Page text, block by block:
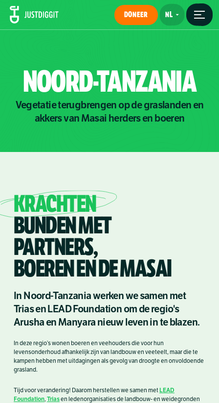
DONEER
NOORD-TANZANIA
Vegetatie terugbrengen op de graslanden en
akkers van Masai herders en boeren
KRACHTEN
BUNDEN MET
PARTNERS,
BOEREN EN DE MASAI
In Noord-Tanzania werken we samen met
Trias en LEAD Foundation om de regio's
Arusha en Manyara nieuw leven in te blazen.
In deze regio’s wonen boeren en veehouders die voor hun
levensonderhoud afhankelijk zijn van landbouw en veeteelt, maar die te
kampen hebben met uitdagingen als gevolg van droogte en onvoldoende
grasland.
Tijd voor verandering! Daarom herstellen we samen metLEAD
Foundation, Triasen ledenorganisaties de landbouw- en weidegronden